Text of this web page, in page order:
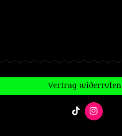
Vertrag widerrufen
T
I
n